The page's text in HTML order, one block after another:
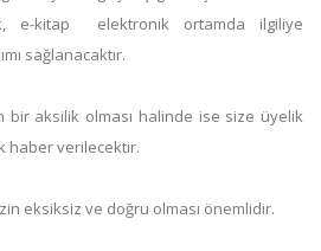
e-kitap elektronik ortamda ilgiliye
sağlanacaktır.
bir aksilik olması halinde ise size üyelik
haber verilecektir.
eksiksiz ve doğru olması önemlidir.